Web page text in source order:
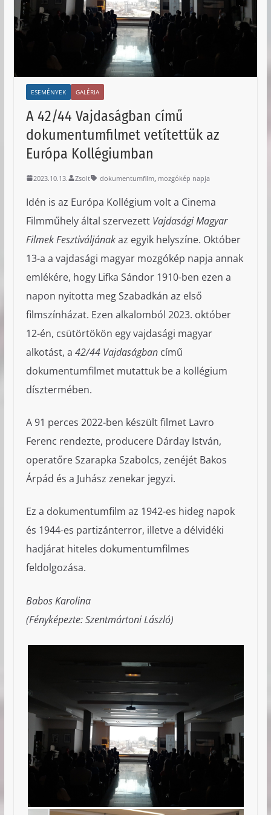
ESEMÉNYEK GALÉRIA
A 42/44 Vajdaságban című
dokumentumfilmet vetítettük az
Európa Kollégiumban
2023.10.13. Zsolt dokumentumfilm, mozgókép napja
Idén is az Európa Kollégium volt a Cinema
Filmműhely által szervezett Vajdasági Magyar
Filmek Fesztiváljánakaz egyik helyszíne. Október
13-a a vajdasági magyar mozgókép napja annak
emlékére, hogy Lifka Sándor 1910-ben ezen a
napon nyitotta meg Szabadkán az első
filmszínházat. Ezen alkalomból 2023. október
12-én, csütörtökön egy vajdasági magyar
alkotást, a 42/44 Vajdaságbancímű
dokumentumfilmet mutattuk be a kollégium
dísztermében.
A 91 perces 2022-ben készült filmet Lavro
Ferenc rendezte, producere Dárday István,
operatőre Szarapka Szabolcs, zenéjét Bakos
Árpád és a Juhász zenekar jegyzi.
Ez a dokumentumfilm az 1942-es hideg napok
és 1944-es partizánterror, illetve a délvidéki
hadjárat hiteles dokumentumfilmes
feldolgozása.
Babos Karolina
(Fényképezte: Szentmártoni László)